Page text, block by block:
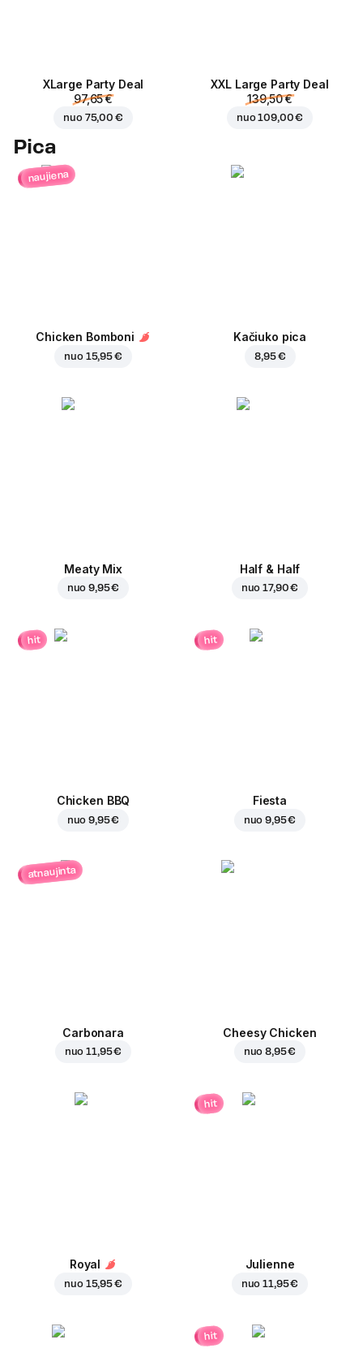
ХLarge Party Deal
97,65 €
nuo 75,00 €
XXL Large Party Deal
139,50 €
nuo109,00 €
Pica
naujiena
Chicken Bomboni
nuo 15,95 €
Kačiuko pica
8,95 €
Meaty Mix
nuo9,95 €
Half & Half
nuo17,90 €
hit
Chicken BBQ
nuo9,95 €
hit
Fiesta
nuo9,95 €
atnaujinta
Carbonara
nuo11,95 €
Cheesy Chicken
nuo8,95 €
Royal
nuo 15,95 €
hit
Julienne
nuo11,95 €
hit